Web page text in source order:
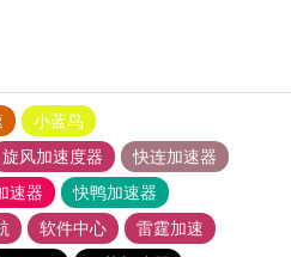
小蓝鸟
旋风加速度器
快连加速器
速器
快鸭加速器
软件中心
雷霆加速